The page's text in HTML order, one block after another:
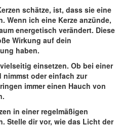
schätze, ist, dass sie eine
Wenn ich eine Kerze anzünde,
energetisch verändert. Diese⁢
Wirkung auf dein
haben.
⁣einsetzen. Ob bei einer
nimmst oder einfach zur
immer einen Hauch von
in einer regelmäßigen
Stelle dir‍ vor, wie​ das Licht der